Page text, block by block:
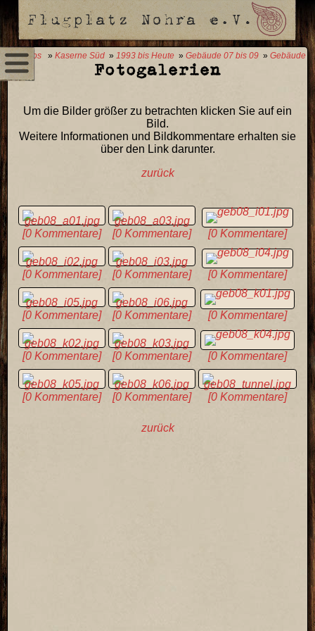
Fotogalerien
0 Fotos » Kaserne Süd » 1993 bis Heute » Gebäude 07 bis 09 » Gebäude
08
Um die Bilder größer zu betrachten klicken Sie auf ein
Bild.
Weitere Informationen und Bildkommentare erhalten sie
über den Link darunter.
zurück
[0 Kommentare] [0 Kommentare] [0 Kommentare]
[0 Kommentare] [0 Kommentare] [0 Kommentare]
[0 Kommentare] [0 Kommentare] [0 Kommentare]
[0 Kommentare] [0 Kommentare] [0 Kommentare]
[0 Kommentare] [0 Kommentare] [0 Kommentare]
zurück